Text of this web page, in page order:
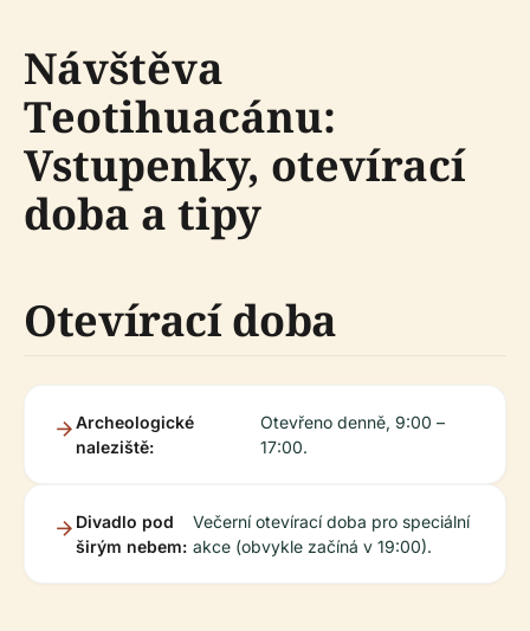
Návštěva
Teotihuacánu:
Vstupenky, otevírací
doba a tipy
Otevírací doba
Archeologické
naleziště:
Otevřeno denně, 9:00 –
17:00.
Divadlo pod
širým nebem:
Večerní otevírací doba pro speciální
akce (obvykle začíná v 19:00).